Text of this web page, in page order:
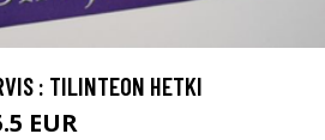
: TILINTEON HETKI
EUR